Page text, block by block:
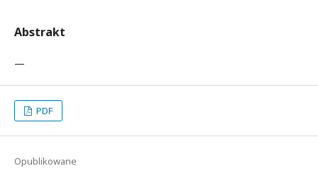
Abstrakt
—
PDF
Opublikowane